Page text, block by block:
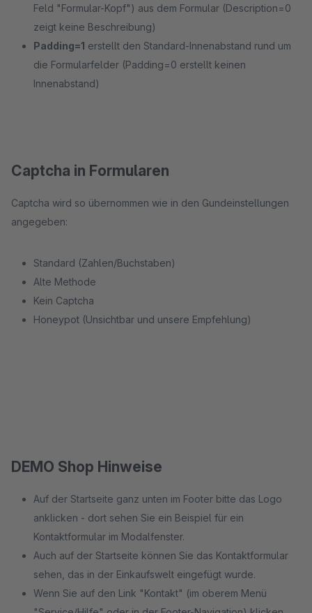
Feld "Formular-Kopf") aus dem Formular (Description=0
zeigt keine Beschreibung)
Padding=1 erstellt den Standard-Innenabstand rund um
die Formularfelder (Padding=0 erstellt keinen
Innenabstand)
Captcha in Formularen
Captcha wird so übernommen wie in den Gundeinstellungen
angegeben:
Standard (Zahlen/Buchstaben)
Alte Methode
Kein Captcha
Honeypot (Unsichtbar und unsere Empfehlung)
DEMO Shop Hinweise
Auf der Startseite ganz unten im Footer bitte das Logo
anklicken - dort sehen Sie ein Beispiel für ein
Kontaktformular im Modalfenster.
Auch auf der Startseite können Sie das Kontaktformular
sehen, das in der Einkaufswelt eingefügt wurde.
Wenn Sie auf den Link "Kontakt" (im oberem Menü